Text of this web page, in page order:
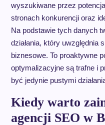
wyszukiwane przez
stronach konkurencji oraz
Na podstawie tych danych
działania, który uwzględnia
biznesowe. To proaktywne
optymalizacyjne są trafne i
być jedynie pustymi
Kiedy warto
agencji SEO w